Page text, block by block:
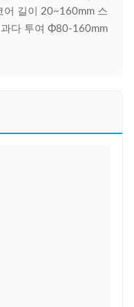
어 길이 20~160mm 스
다 투여 Φ80-160mm